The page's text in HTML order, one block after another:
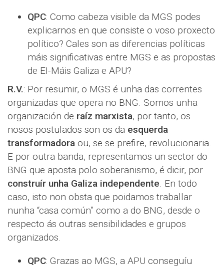
QPC: Como cabeza visible da MGS podes
explicarnos en que consiste o voso proxecto
político? Cales son as diferencias políticas
máis significativas entre MGS e as propostas
de EI-Máis Galiza e APU?
R.V.: Por resumir, o MGS é unha das correntes
organizadas que opera no BNG. Somos unha
organización de raíz marxista, por tanto, os
nosos postulados son os da esquerda
transformadora ou, se se prefire, revolucionaria.
E por outra banda, representamos un sector do
BNG que aposta polo soberanismo, é dicir, por
construír unha Galiza independente. En todo
caso, isto non obsta que poidamos traballar
nunha “casa común” como a do BNG, desde o
respecto ás outras sensibilidades e grupos
organizados.
QPC: Grazas ao MGS, a APU conseguíu